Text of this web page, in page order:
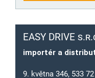
EASY DRIVE
importér a
9. května 346, 533